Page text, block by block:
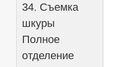
34. Съемка
шкуры
Полное
отделение